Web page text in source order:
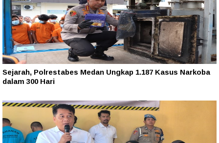
Sejarah, Polrestabes Medan Ungkap 1.187 Kasus Narkoba
dalam 300 Hari